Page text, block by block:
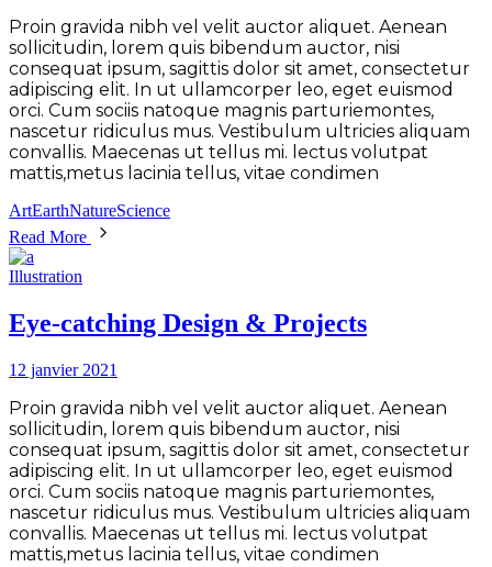
Proin gravida nibh vel velit auctor aliquet. Aenean
sollicitudin, lorem quis bibendum auctor, nisi
consequat ipsum, sagittis dolor sit amet, consectetur
adipiscing elit. In ut ullamcorper leo, eget euismod
orci. Cum sociis natoque magnis parturiemontes,
nascetur ridiculus mus. Vestibulum ultricies aliquam
convallis. Maecenas ut tellus mi. lectus volutpat
mattis,metus lacinia tellus, vitae condimen
ArtEarthNatureScience
Read More
Illustration
Eye-catching Design & Projects
12 janvier 2021
Proin gravida nibh vel velit auctor aliquet. Aenean
sollicitudin, lorem quis bibendum auctor, nisi
consequat ipsum, sagittis dolor sit amet, consectetur
adipiscing elit. In ut ullamcorper leo, eget euismod
orci. Cum sociis natoque magnis parturiemontes,
nascetur ridiculus mus. Vestibulum ultricies aliquam
convallis. Maecenas ut tellus mi. lectus volutpat
mattis,metus lacinia tellus, vitae condimen